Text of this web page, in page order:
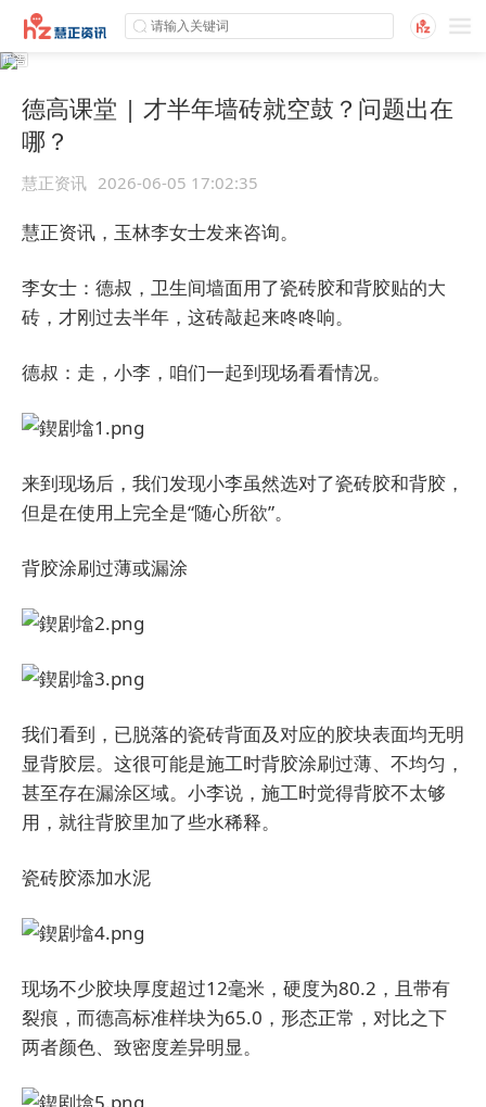
德高课堂 | 才半年墙砖就空鼓？问题出在
哪？
慧正资讯 2026-06-05 17:02:35
慧正资讯，玉林李女士发来咨询。
李女士：德叔，卫生间墙面用了瓷砖胶和背胶贴的大
砖，才刚过去半年，这砖敲起来咚咚响。
德叔：走，小李，咱们一起到现场看看情况。
来到现场后，我们发现小李虽然选对了瓷砖胶和背胶，
但是在使用上完全是“随心所欲”。
背胶涂刷过薄或漏涂
我们看到，已脱落的瓷砖背面及对应的胶块表面均无明
显背胶层。这很可能是施工时背胶涂刷过薄、不均匀，
甚至存在漏涂区域。小李说，施工时觉得背胶不太够
用，就往背胶里加了些水稀释。
瓷砖胶添加水泥
现场不少胶块厚度超过12毫米，硬度为80.2，且带有
裂痕，而德高标准样块为65.0，形态正常，对比之下
两者颜色、致密度差异明显。